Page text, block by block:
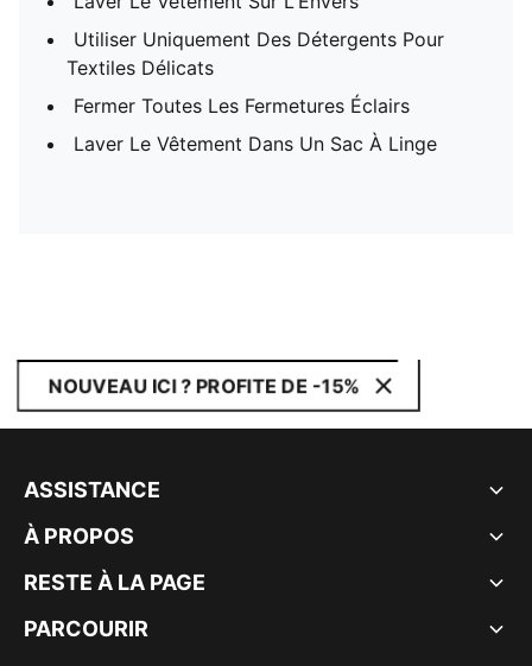
Utiliser Uniquement Des Détergents Pour
Textiles Délicats
Fermer Toutes Les Fermetures Éclairs
Laver Le Vêtement Dans Un Sac À Linge
NOUVEAU ICI ? PROFITE DE -15%
ASSISTANCE
À PROPOS
RESTE À LA PAGE
PARCOURIR